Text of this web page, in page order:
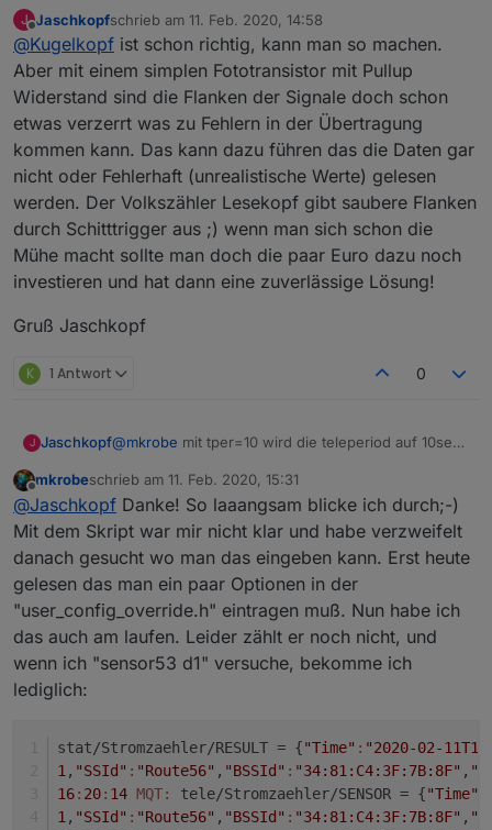
,"Zählerstand 0:00Uhr":"%3sm%"
,"Zählerstand Monatsanfang":"%3sma%"
, "Zählerstand Jahrenanfang":"%3sya%"
>W
==============
Tagesverbrauch:  {m} %3sd%  KWh
Monatsverbrauch: {m} %3smn% KWh
Jahresverbrauch: {m} %3syn% KWh
==============
Preis/kWh:       {m} %4sspr% €
Grundpreis:      {m} %2ysgp% €
Kosten lfd. Jahr:{m} %2yspr% €
Zählerstände:
Monatsanfang:    {m} %3sma% KWh
Jahresanfang:    {m} %3sya% KWh
>M
+1,13,s,16,9600,SML
1,77070100100700ff@1,Akt.
Zähler, um diesen anzustoßen überhaupt etwas zu
senden, reicht auch ein normaler fototransistor für
ein paar Cent zum auslesen der Zähler.
Und selbst für den zweiten Fall, kann man mit etwas
Elektro Verständnis auch eine ir led zum leuchten-
>senden bekommen.
J
Offline
Jaschkopfschrieb am 11. Feb. 2020, 14:58
zuletzt editiert von
@Kugelkopf ist schon richtig, kann man so machen.
Aber mit einem simplen Fototransistor mit Pullup
Widerstand sind die Flanken der Signale doch schon
etwas verzerrt was zu Fehlern in der Übertragung
kommen kann. Das kann dazu führen das die Daten gar
nicht oder Fehlerhaft (unrealistische Werte) gelesen
werden. Der Volkszähler Lesekopf gibt saubere Flanken
durch Schitttrigger aus ;) wenn man sich schon die
Mühe macht sollte man doch die paar Euro dazu noch
investieren und hat dann eine zuverlässige Lösung!
Gruß Jaschkopf
K 1 Antwort 0
J Jaschkopf@mkrobe mit tper=10 wird die teleperiod auf 10sek
MQTT gesendet werden. 10 ist kleinst mögliche
Wert.
Hier sind noch ein paar sehr nützliche Links:
Syntax für das Skript:
https://github.com/arendst/Tasmota/wiki/smart-
meter-interface
Beispielskripte für verschiedene Zähler:
https://github.com/arendst/Tasmota/wiki/Smart-
Meter-Interface-Descriptors
Wiki für Skript Sprache:
https://github.com/arendst/Tasmota/wiki/Scripting-
Language
Wenn man mal die Wiki's durch geht findet man
eigentlich alles sehr gut beschrieben was der
Skripter so kann.
Hier nochmal ein Screenshot von meinem
Webinterface und dazu mein Skript. Da kann man
gut sehen was alles (und noch viel mehr!!) möglich
ist. Die Skript Sektion ist ein sehr mächtiges Tool in
Tasmota!
Offline
mkrobeschrieb am 11. Feb. 2020, 15:31
zuletzt editiert von
@Jaschkopf Danke! So laaangsam blicke ich durch;-)
Mit dem Skript war mir nicht klar und habe verzweifelt
danach gesucht wo man das eingeben kann. Erst heute
gelesen das man ein paar Optionen in der
"user_config_override.h" eintragen muß. Nun habe ich
das auch am laufen. Leider zählt er noch nicht, und
wenn ich "sensor53 d1" versuche, bekomme ich
lediglich:
stat/Stromzaehler/RESULT = {"Time" : "2020-02-
1 , "SSId" : "Route56" , "BSSId" : "34:81:C4:3F:7B:8F" ,
16: 20: 14 MQT: tele/Stromzaehler/SENSOR = {"Time"
1 , "SSId" : "Route56" , "BSSId" : "34:81:C4:3F:7B:8F" ,